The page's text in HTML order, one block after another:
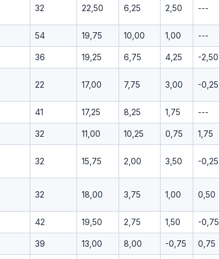
32 22,50 6,25 2,50 ---
54 19,75 10,00 1,00 ---
36 19,25 6,75 4,25 -2,50
22 17,00 7,75 3,00 -0,25
41 17,25 8,25 1,75 ---
32 11,00 10,25 0,75 1,75
32 15,75 2,00 3,50 -0,25
32 18,00 3,75 1,00 0,50
42 19,50 2,75 1,50 -0,75
39 13,00 8,00 -0,75 0,75